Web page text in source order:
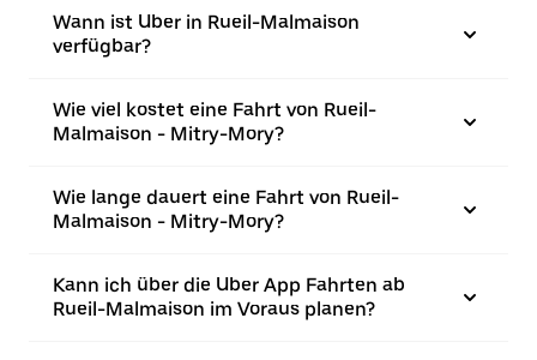
Wann ist Uber in Rueil-Malmaison
verfügbar?
Wie viel kostet eine Fahrt von Rueil-
Malmaison - Mitry-Mory?
Wie lange dauert eine Fahrt von Rueil-
Malmaison - Mitry-Mory?
Kann ich über die Uber App Fahrten ab
Rueil-Malmaison im Voraus planen?